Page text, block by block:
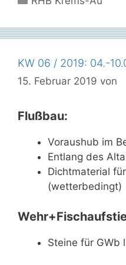
KW 06 / 2019: 04.-
15. Februar 2019 von
Flußbau:
Voraushub im
Entlang des
Dichtmaterial
(wetterbedingt)
Steine für GWb